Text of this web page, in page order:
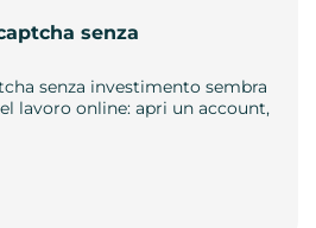
senza
senza investimento sembra
lavoro online: apri un account,